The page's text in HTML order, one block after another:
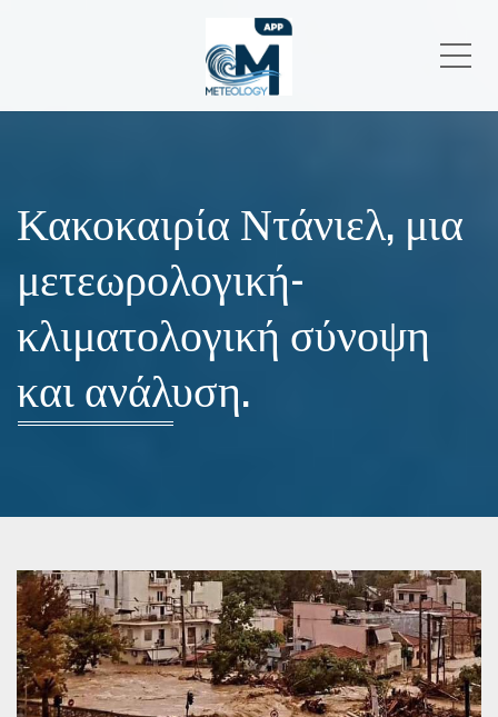
Κακοκαιρία Ντάνιελ, μια
μετεωρολογική-
κλιματολογική σύνοψη
και ανάλυση.